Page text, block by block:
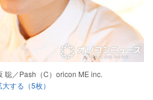
／Pash（C）oricon ME inc.
大する（5枚）